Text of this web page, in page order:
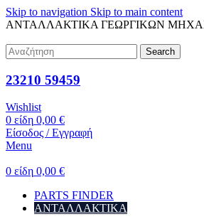
Skip to navigation Skip to main content
ΑΝΤΑΛΛΑΚΤΙΚΑ ΓΕΩΡΓΙΚΩΝ
Search
23210 59459
Wishlist
0 είδη 0,00 €
Είσοδος / Εγγραφή
Menu
0 είδη 0,00 €
PARTS FINDER
ΑΝΤΑΛΛΑΚΤΙΚΑ